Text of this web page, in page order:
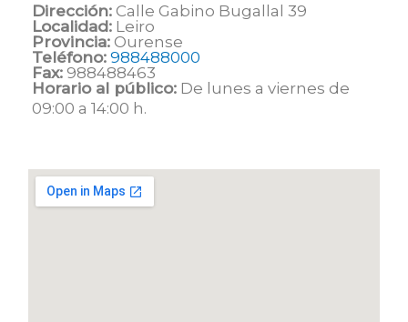
Dirección: Calle Gabino Bugallal 39
Localidad: Leiro
Provincia: Ourense
Teléfono: 988488000
Fax: 988488463
Horario al público: De lunes a viernes de
09:00 a 14:00 h.